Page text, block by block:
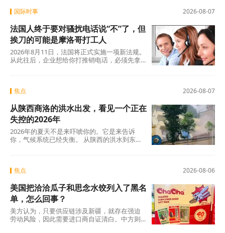
让他休五天假出去旅游，他宁可在家躺着。
2026-08-07
国际时事
法国人终于要对骚扰电话说“不”了，但
挨刀的可能是摩洛哥打工人
2026年8月11日，法国将正式实施一项新法规。
从此往后，企业想给你打推销电话，必须先拿
费者协会UFC-Que Choisir的调查更扎心：97%
的人说每天都会在手机上接到此类电话。可以
说，全法国几乎找不到一个没被骚扰电话烦过
的人。
2026-08-07
焦点
从陕西商洛的洪水出发，看见一个正在
失控的2026年
2026年的夏天不是来吓唬你的。它是来告诉
你，气候系统已经失衡。 从陕西的洪水到东北
2026-08-06
焦点
美国把洽洽瓜子和思念水饺列入了黑名
单，怎么回事？
美方认为，只要供应链涉及新疆，就存在强迫
劳动风险，因此需要进口商自证清白。中方则